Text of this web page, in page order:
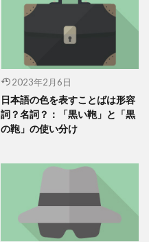
2023年2月6日
日本語の色を表すことばは形容
詞？名詞？：「黒い鞄」と「黒
の鞄」の使い分け